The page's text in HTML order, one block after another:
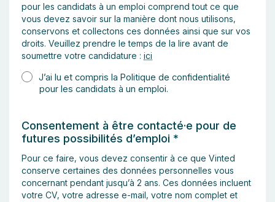
pour les candidats à un emploi comprend tout ce que
vous devez savoir sur la manière dont nous utilisons,
conservons et collectons ces données ainsi que sur vos
droits. Veuillez prendre le temps de la lire avant de
soumettre votre candidature : ici
J’ai lu et compris la Politique de confidentialité
pour les candidats à un emploi.
Consentement à être contacté·e pour de
futures possibilités d’emploi *
Pour ce faire, vous devez consentir à ce que Vinted
conserve certaines des données personnelles vous
concernant pendant jusqu’à 2 ans. Ces données incluent
votre CV, votre adresse e-mail, votre nom complet et